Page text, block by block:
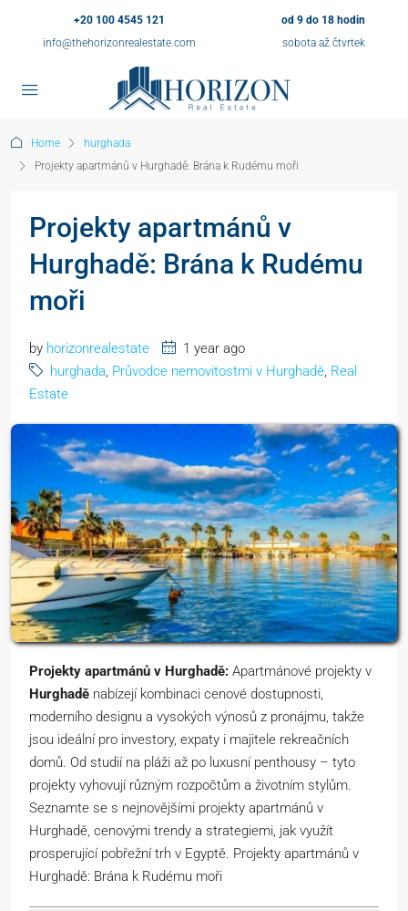
+20 100 4545 121
info@thehorizonrealestate.com
od 9 do 18 hodin
sobota až čtvrtek
Home
hurghada
Projekty apartmánů v Hurghadě: Brána k Rudému moři
Projekty apartmánů v
Hurghadě: Brána k Rudému
moři
by horizonrealestate
1 year ago
hurghada, Průvodce nemovitostmi v Hurghadě, Real
Estate
Projekty apartmánů v Hurghadě: Apartmánové projekty v
Hurghadě nabízejí kombinaci cenové dostupnosti,
moderního designu a vysokých výnosů z pronájmu, takže
jsou ideální pro investory, expaty i majitele rekreačních
domů. Od studií na pláži až po luxusní penthousy – tyto
projekty vyhovují různým rozpočtům a životním stylům.
Seznamte se s nejnovějšími projekty apartmánů v
Hurghadě, cenovými trendy a strategiemi, jak využít
prosperující pobřežní trh v Egyptě. Projekty apartmánů v
Hurghadě: Brána k Rudému moři